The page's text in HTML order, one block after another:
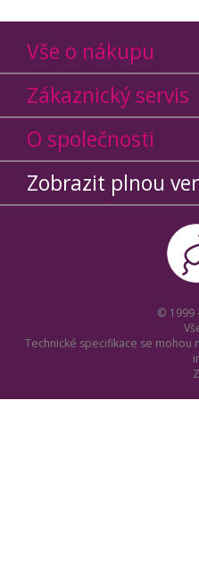
Vše o nákupu
Zákaznický servis
O společnosti
Zobrazit plnou
© 1999
Technické specifikace se mohou